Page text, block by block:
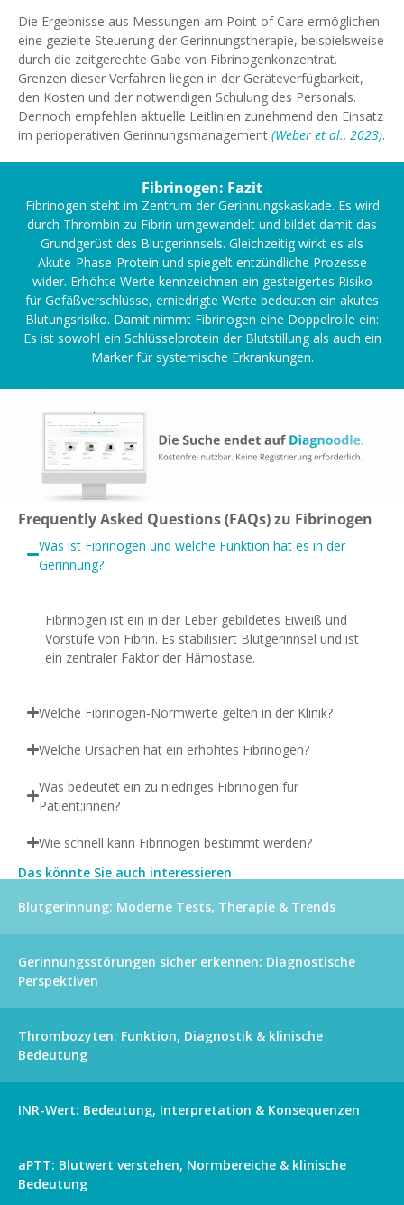
Die Ergebnisse aus Messungen am Point of Care ermöglichen
eine gezielte Steuerung der Gerinnungstherapie, beispielsweise
durch die zeitgerechte Gabe von Fibrinogenkonzentrat.
Grenzen dieser Verfahren liegen in der Geräteverfügbarkeit,
den Kosten und der notwendigen Schulung des Personals.
Dennoch empfehlen aktuelle Leitlinien zunehmend den Einsatz
im perioperativen Gerinnungsmanagement (Weber et al., 2023).
Fibrinogen: Fazit
Fibrinogen steht im Zentrum der Gerinnungskaskade. Es wird
durch Thrombin zu Fibrin umgewandelt und bildet damit das
Grundgerüst des Blutgerinnsels. Gleichzeitig wirkt es als
Akute-Phase-Protein und spiegelt entzündliche Prozesse
wider. Erhöhte Werte kennzeichnen ein gesteigertes Risiko
für Gefäßverschlüsse, erniedrigte Werte bedeuten ein akutes
Blutungsrisiko. Damit nimmt Fibrinogen eine Doppelrolle ein:
Es ist sowohl ein Schlüsselprotein der Blutstillung als auch ein
Marker für systemische Erkrankungen.
Frequently Asked Questions (FAQs) zu Fibrinogen
Was ist Fibrinogen und welche Funktion hat es in der
Gerinnung?
Fibrinogen ist ein in der Leber gebildetes Eiweiß und
Vorstufe von Fibrin. Es stabilisiert Blutgerinnsel und ist
ein zentraler Faktor der Hämostase.
Welche Fibrinogen-Normwerte gelten in der Klinik?
Welche Ursachen hat ein erhöhtes Fibrinogen?
Was bedeutet ein zu niedriges Fibrinogen für
Patient:innen?
Wie schnell kann Fibrinogen bestimmt werden?
Das könnte Sie auch interessieren
Blutgerinnung: Moderne Tests, Therapie & Trends
Gerinnungsstörungen sicher erkennen: Diagnostische
Perspektiven
Thrombozyten: Funktion, Diagnostik & klinische
Bedeutung
INR-Wert: Bedeutung, Interpretation & Konsequenzen
aPTT: Blutwert verstehen, Normbereiche & klinische
Bedeutung